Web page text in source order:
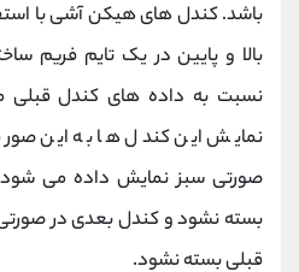
باشد. کندل‌ های هیکن آشی با
بالا و پایین در یک تایم فریم
نسبت به داده‌ های کندل‌ قبلی
نمایش این کندل ها به این
صورتی سبز نمایش داده می شود
بسته نشود و کندل بعدی در صورتی
قبلی بسته نشود.